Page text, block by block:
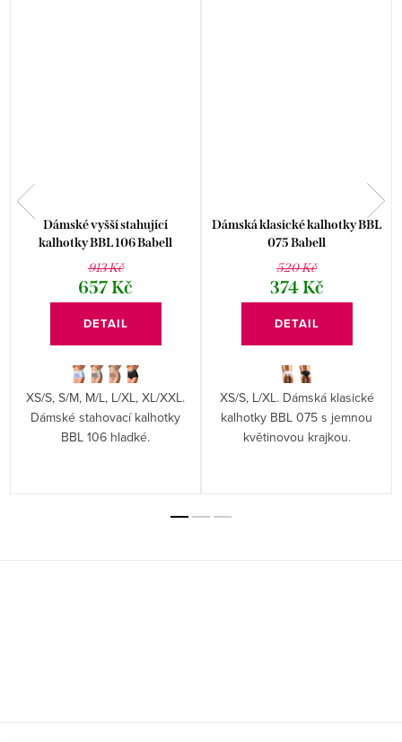
Dámské vyšší stahující
kalhotky BBL 106 Babell
913 Kč
657 Kč
DETAIL
XS/S, S/M, M/L, L/XL, XL/XXL.
Dámské stahovací kalhotky
BBL 106 hladké.
Dámská klasické kalhotky BBL
075 Babell
520 Kč
374 Kč
DETAIL
XS/S, L/XL. Dámská klasické
kalhotky BBL 075 s jemnou
květinovou krajkou.